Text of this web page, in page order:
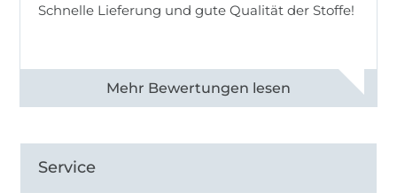
Schnelle Lieferung und gute Qualität der Stoffe!
Alle 82968 Bewertungen ansehen
Service